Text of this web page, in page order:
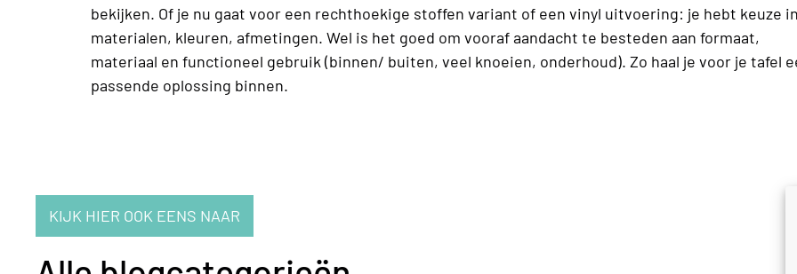
bekijken. Of je nu gaat voor een rechthoekige stoffen variant of een vinyl uitvoering: je hebt keuze in
materialen, kleuren, afmetingen. Wel is het goed om vooraf aandacht te besteden aan formaat,
materiaal en functioneel gebruik (binnen/ buiten, veel knoeien, onderhoud). Zo haal je voor je tafel
passende oplossing binnen.
KIJK HIER OOK EENS NAAR